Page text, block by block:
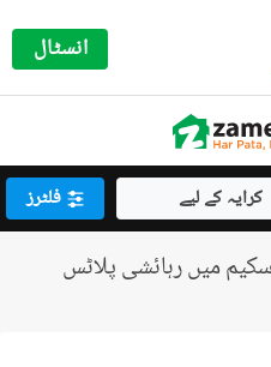
انسٹال
کرایہ کے لیے فلٹرز
میں رہائشی پلاٹس